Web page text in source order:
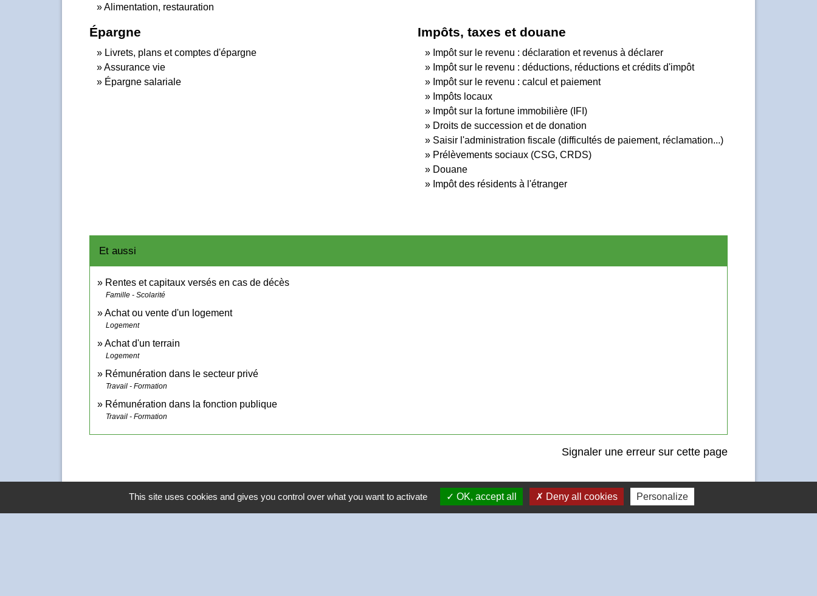
Alimentation, restauration
Épargne
Livrets, plans et comptes d'épargne
Assurance vie
Épargne salariale
Impôts, taxes et douane
Impôt sur le revenu : déclaration et revenus à déclarer
Impôt sur le revenu : déductions, réductions et crédits d'impôt
Impôt sur le revenu : calcul et paiement
Impôts locaux
Impôt sur la fortune immobilière (IFI)
Droits de succession et de donation
Saisir l'administration fiscale (difficultés de paiement, réclamation...)
Prélèvements sociaux (CSG, CRDS)
Douane
Impôt des résidents à l'étranger
Et aussi
Rentes et capitaux versés en cas de décès
Famille - Scolarité
Achat ou vente d'un logement
Logement
Achat d'un terrain
Logement
Rémunération dans le secteur privé
Travail - Formation
Rémunération dans la fonction publique
Travail - Formation
Signaler une erreur sur cette page
This site uses cookies and gives you control over what you want to activate OK, accept all Deny all cookies Personalize